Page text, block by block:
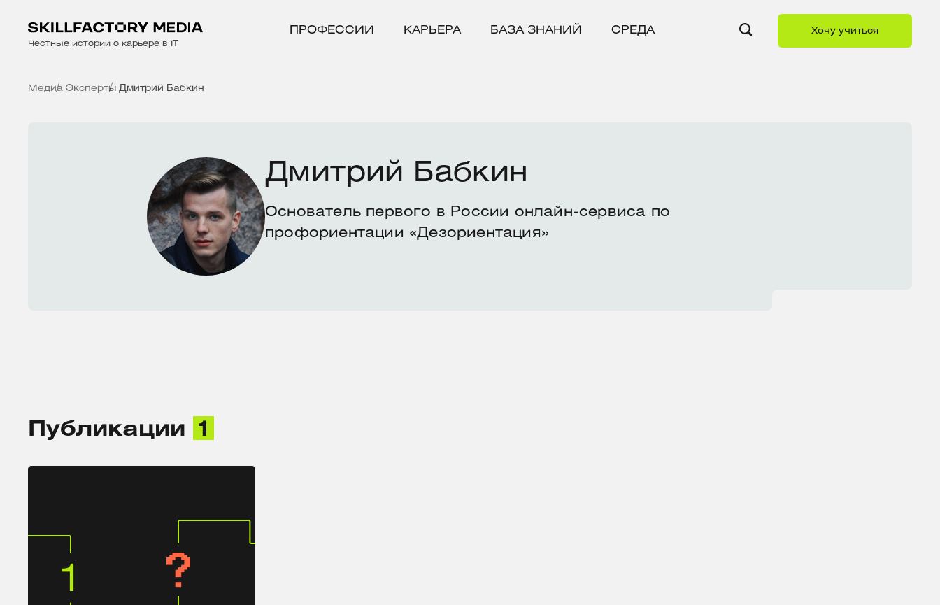
Честные истории о карьере в IT
ПРОФЕССИИ КАРЬЕРА БАЗА ЗНАНИЙ СРЕДА Хочу учиться
Медиа Эксперты Дмитрий Бабкин
Дмитрий Бабкин
Основатель первого в России онлайн-сервиса по
профориентации «Дезориентация»
Публикации 1